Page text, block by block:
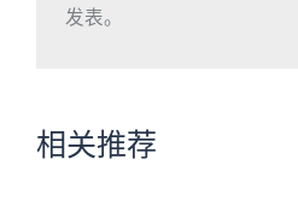
发表。
相关推荐